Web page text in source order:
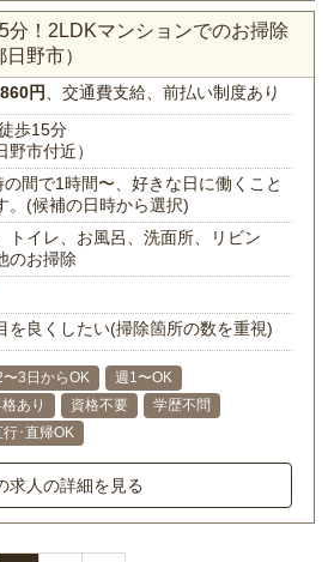
分！2LDKマンションでのお掃除
野市）
円 、交通費支給、前払い制度あり
歩15分
野市付近）
間で1時間〜、好きな日に働くこと
。(候補の日時から選択)
トイレ、お風呂、洗面所、リビン
のお掃除
を良くしたい(掃除箇所の数を重視)
〜3日からOK
週1〜OK
あり 資格不要
学歴不問
行･直帰OK
求人の詳細を見る